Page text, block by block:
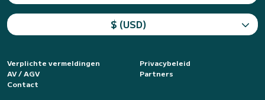
$ (USD)
Verplichte vermeldingen
Privacybeleid
AV / AGV
Partners
Contact